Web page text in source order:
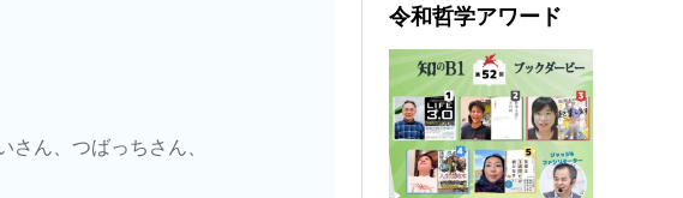
ん、つばっちさん、
令和哲学アワード